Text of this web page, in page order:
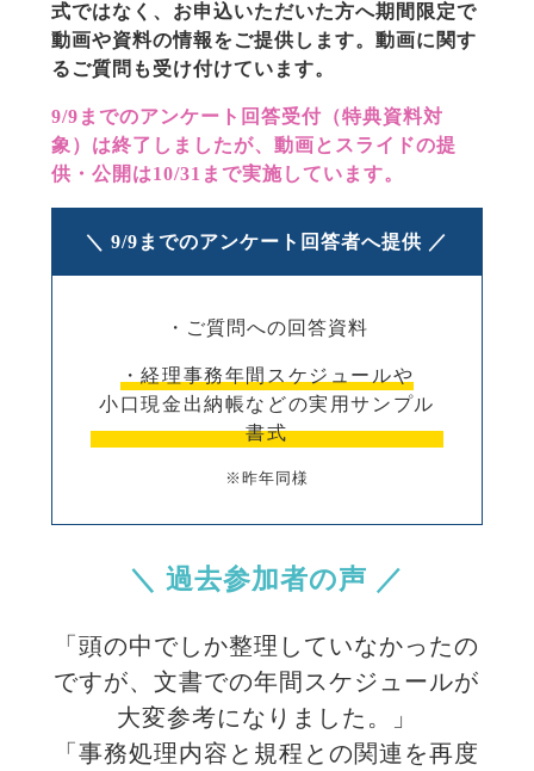
式ではなく、お申込いただいた方へ期間限定で
動画や資料の情報をご提供します。動画に関す
るご質問も受け付けています。
9/9までのアンケート回答受付（特典資料対
象）は終了しましたが、動画とスライドの提
供・公開は10/31まで実施しています。
＼ 9/9までのアンケート回答者へ提供 ／
・ご質問への回答資料
・経理事務年間スケジュールや
小口現金出納帳などの実用サンプル
書式
※昨年同様
＼ 過去参加者の声 ／
「頭の中でしか整理していなかったの
ですが、文書での年間スケジュールが
大変参考になりました。」
「事務処理内容と規程との関連を再度